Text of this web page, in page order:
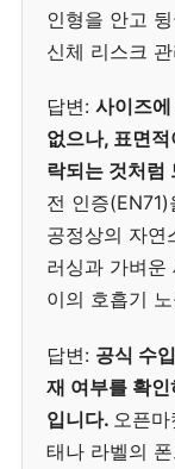
인형을 안고
신체 리스크
답변: 사이즈
없으나, 표면
락되는 것처럼
전 인증
공정상의 자연
러싱과 가벼운
이의 호흡기
답변: 공식 수
재 여부를 확
입니다. 오픈
태나 라벨의